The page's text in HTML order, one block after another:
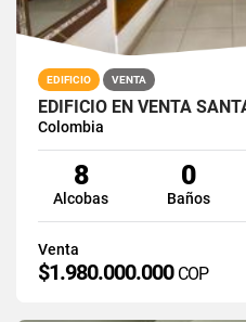
EDIFICIO VENTA
EDIFICIO EN VENTA
Colombia
8
Alcobas
0
Baños
Venta
$1.980.000.000 COP